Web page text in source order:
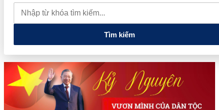
muốn mở rộng hợp tác công nghệ cao tại Đồng Nai
Từ hệ sinh
thái tài chính đến tham vọng năng lượng: T&T Group đang tạo
"đòn bẩy vốn" như thế nào?
Tìm kiếm